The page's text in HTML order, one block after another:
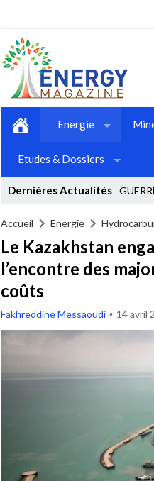
Energie
Etudes & Dossiers
Dernières Actualités
Next
Accueil Energie
Le Kazakhstan
l’encontre des
coûts
Fakhreddine Messaoudi 14 avril